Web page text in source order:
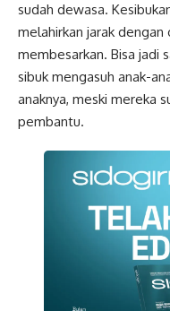
sudah dewasa.
melahirkan jarak
membesarkan. Bisa jadi
sibuk mengasuh anak-
anaknya, meski mereka
pembantu.